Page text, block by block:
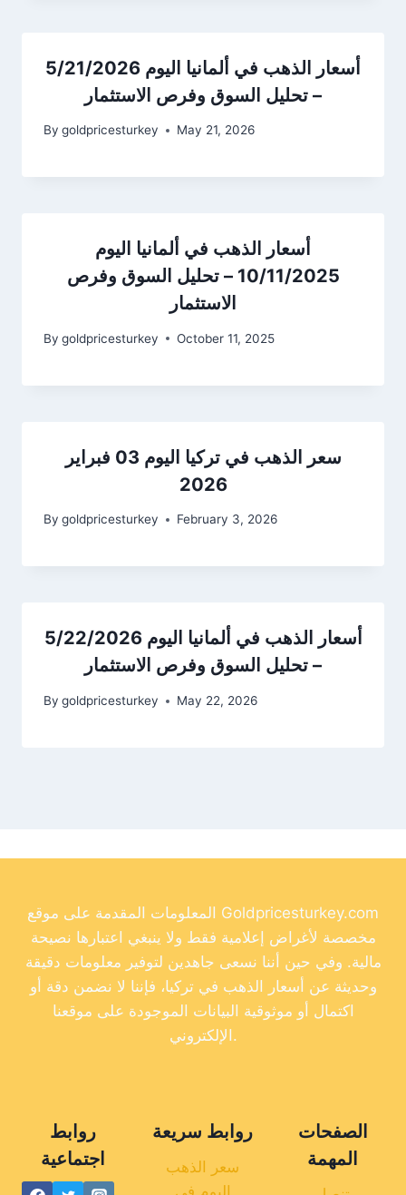
أسعار الذهب في ألمانيا اليوم 5/21/2026
– تحليل السوق وفرص الاستثمار
By goldpricesturkey May 21, 2026
أسعار الذهب في ألمانيا اليوم
10/11/2025 – تحليل السوق وفرص
الاستثمار
By goldpricesturkey October 11, 2025
سعر الذهب في تركيا اليوم 03 فبراير
2026
By goldpricesturkey February 3, 2026
أسعار الذهب في ألمانيا اليوم 5/22/2026
– تحليل السوق وفرص الاستثمار
By goldpricesturkey May 22, 2026
المعلومات المقدمة على موقع Goldpricesturkey.com
مخصصة لأغراض إعلامية فقط ولا ينبغي اعتبارها نصيحة
مالية. وفي حين أننا نسعى جاهدين لتوفير معلومات دقيقة
وحديثة عن أسعار الذهب في تركيا، فإننا لا نضمن دقة أو
اكتمال أو موثوقية البيانات الموجودة على موقعنا
الإلكتروني.
روابط
اجتماعية
روابط سريعة
سعر الذهب
الصفحات
المهمة